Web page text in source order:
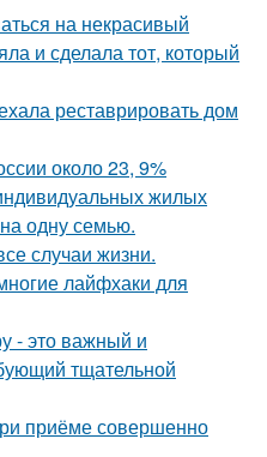
на некрасивый
и сделала тот, который
реставрировать дом
около 23, 9%
жилых
одну семью.
случаи жизни.
лайфхаки для
- это важный и
тщательной
приёме совершенно